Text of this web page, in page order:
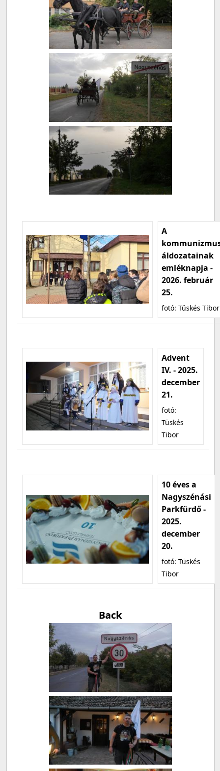
A
áldozatainak
emléknapja -
2026. február
25.
fotó: Tüskés Tibor
Advent
IV. - 2025.
december
21.
fotó:
Tüskés
Tibor
10 éves a
Nagyszénási
Parkfürdő -
2025.
december
20.
fotó: Tüskés
Tibor
Back